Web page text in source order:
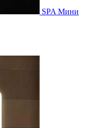
SPA Мини